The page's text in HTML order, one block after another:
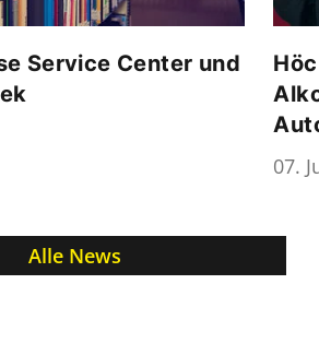
Service Center und
07.
Alle News